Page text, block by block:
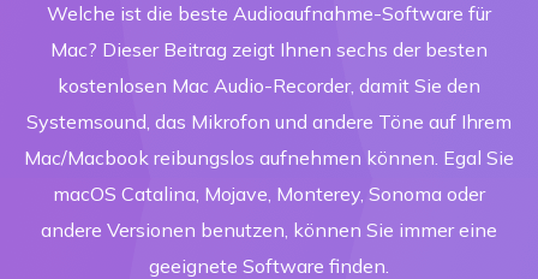
Welche ist die beste Audioaufnahme-Software für
Mac? Dieser Beitrag zeigt Ihnen sechs der besten
kostenlosen Mac Audio-Recorder, damit Sie den
Systemsound, das Mikrofon und andere Töne auf Ihrem
Mac/Macbook reibungslos aufnehmen können. Egal Sie
macOS Catalina, Mojave, Monterey, Sonoma oder
andere Versionen benutzen, können Sie immer eine
geeignete Software finden.